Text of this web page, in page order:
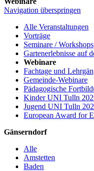
Navigation überspringen
Alle Veranstaltungen
Vorträge
Seminare / Workshops
Gartenerlebnisse
Webinare
Fachtage und
Gemeinde-Webinare
Pädagogische
Kinder UNI Tulln
Jugend UNI Tulln
European Award for
Gänserndorf
Alle
Amstetten
Baden